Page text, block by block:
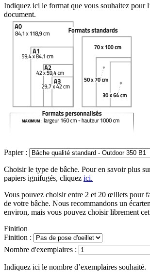
Indiquez ici le format que vous souhaitez pour
document.
Papier :
Choisir le type de bâche. Pour en savoir plus
papiers ignifugés, cliquez ici.
Vous pouvez choisir entre 2 et 20 œillets pour
de votre bâche. Nous recommandons un
environ, mais vous pouvez choisir librement
Finition
Finition :
Nombre d'exemplaires :
Indiquez ici le nombre d’exemplaires souhaité.